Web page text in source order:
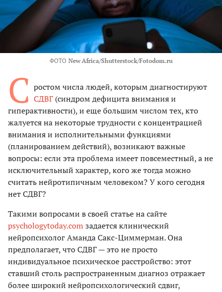
ФОТО New Africa/Shutterstock/Fotodom.ru
С ростом числа людей, которым диагностируют
СДВГ (синдром дефицита внимания и
гиперактивности), и еще большим числом тех, кто
жалуется на некоторые трудности с концентрацией
внимания и исполнительными функциями
(планированием действий), возникают важные
вопросы: если эта проблема имеет повсеместный, а не
исключительный характер, кого же тогда можно
считать нейротипичным человеком? У кого сегодня
нет СДВГ?
Такими вопросами в своей статье на сайте
psychologytoday.comзадается клинический
нейропсихолог Аманда Сакс-Циммерман. Она
предполагает, что СДВГ — это не просто
индивидуальное психическое расстройство: этот
ставший столь распространенным диагноз отражает
более широкий нейропсихологический сдвиг,